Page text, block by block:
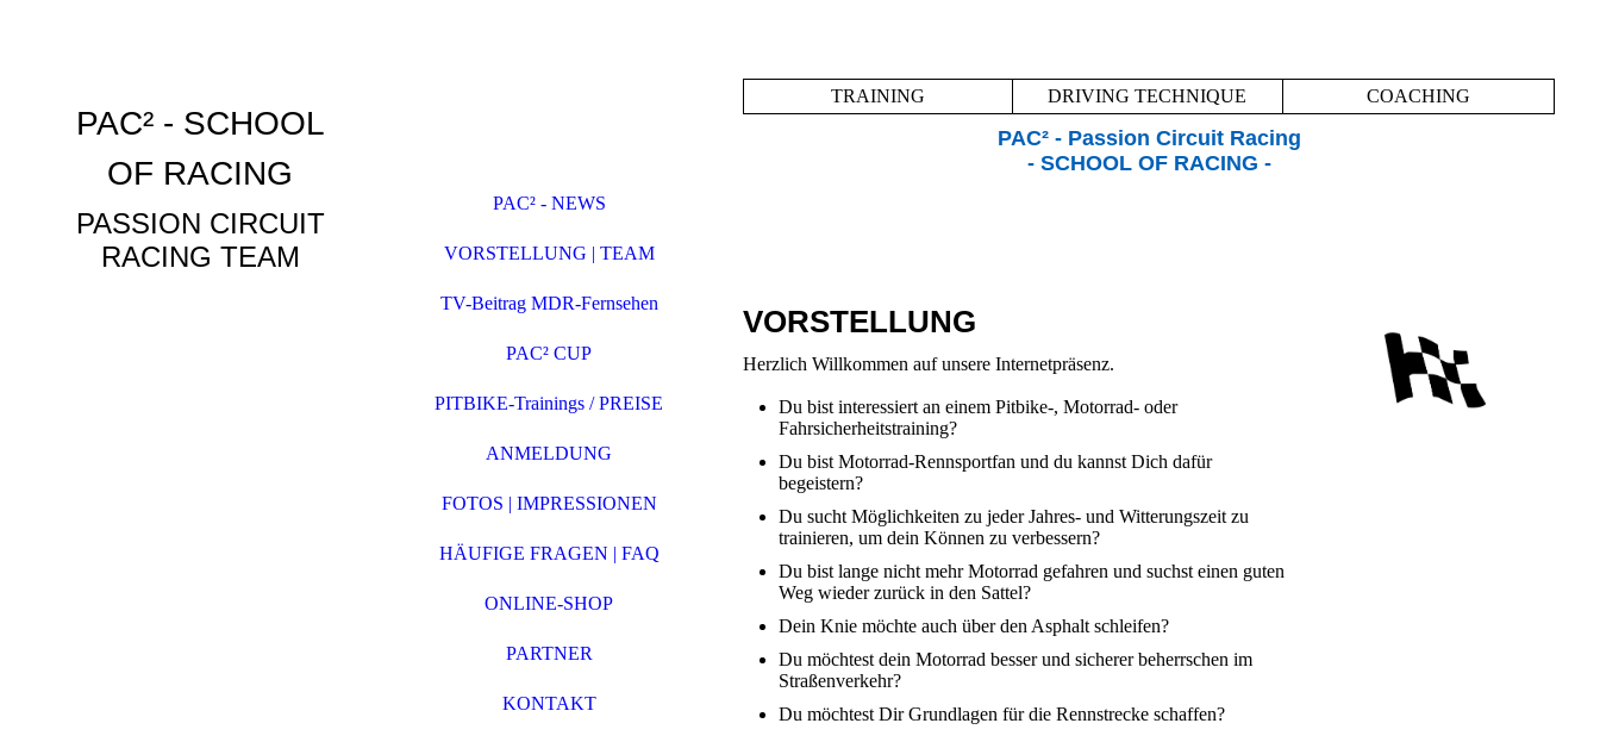
PAC² - SCHOOL
OF RACING
PASSION CIRCUIT
RACING TEAM
PAC² - NEWS
VORSTELLUNG | TEAM
TV-Beitrag MDR-Fernsehen
PAC² CUP
PITBIKE-Trainings / PREISE
ANMELDUNG
FOTOS | IMPRESSIONEN
HÄUFIGE FRAGEN | FAQ
ONLINE-SHOP
PARTNER
KONTAKT
TRAINING DRIVING TECHNIQUE COACHING
PAC² - Passion Circuit Racing
- SCHOOL OF RACING -
VORSTELLUNG
Herzlich Willkommen auf unsere Internetpräsenz.
Du bist interessiert an einem Pitbike-, Motorrad- oder
Fahrsicherheitstraining?
Du bist Motorrad-Rennsportfan und du kannst Dich dafür
begeistern?
Du sucht Möglichkeiten zu jeder Jahres- und Witterungszeit zu
trainieren, um dein Können zu verbessern?
Du bist lange nicht mehr Motorrad gefahren und suchst einen guten
Weg wieder zurück in den Sattel?
Dein Knie möchte auch über den Asphalt schleifen?
Du möchtest dein Motorrad besser und sicherer beherrschen im
Straßenverkehr?
Du möchtest Dir Grundlagen für die Rennstrecke schaffen?